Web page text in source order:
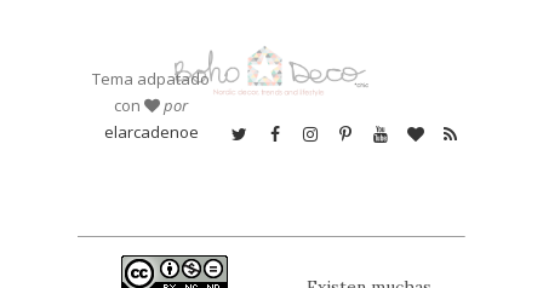
Tema adpatado
con
por
elarcadenoe